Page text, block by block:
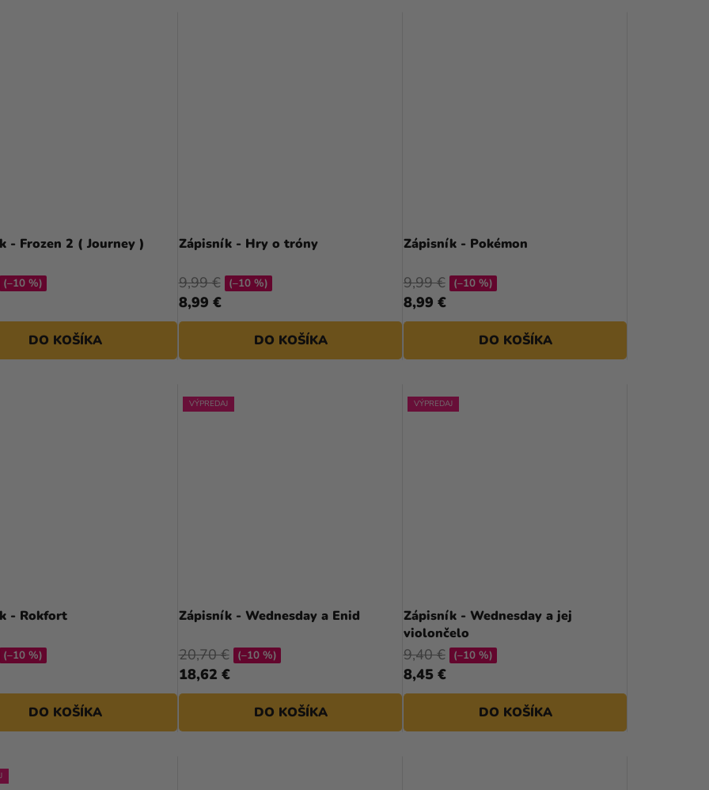
- Frozen 2 ( Journey )
(–10 %)
DO KOŠÍKA
Zápisník - Hry o tróny
8,99 €
9,99 € (–10 %)
DO KOŠÍKA
Zápisník - Pokémon
8,99 €
9,99 € (–10 %)
DO KOŠÍKA
- Rokfort
(–10 %)
DO KOŠÍKA
VÝPREDAJ
Zápisník - Wednesday a Enid
18,62 €
20,70 € (–10 %)
DO KOŠÍKA
VÝPREDAJ
Zápisník - Wednesday a jej
violončelo
8,45 €
9,40 € (–10 %)
DO KOŠÍKA